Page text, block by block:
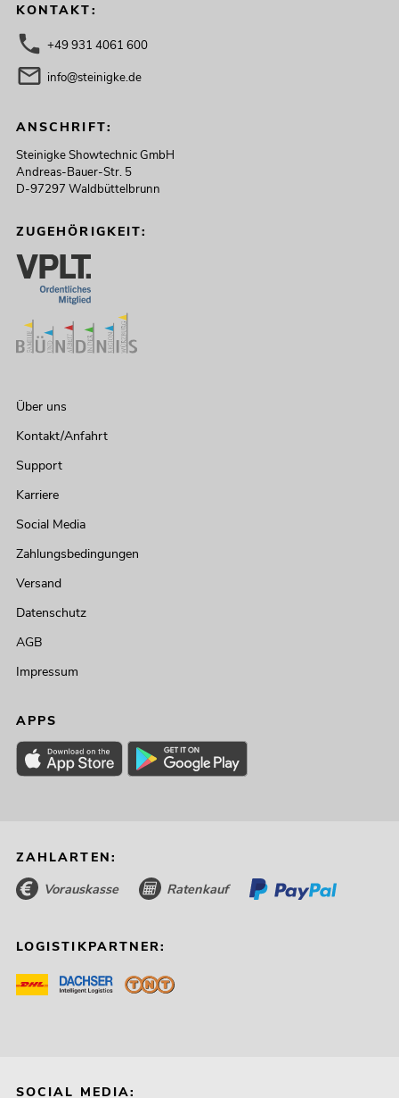
KONTAKT:
+49 931 4061 600
info@steinigke.de
ANSCHRIFT:
Steinigke Showtechnic GmbH
Andreas-Bauer-Str. 5
D-97297 Waldbüttelbrunn
ZUGEHÖRIGKEIT:
Über uns
Kontakt/Anfahrt
Support
Karriere
Social Media
Zahlungsbedingungen
Versand
Datenschutz
AGB
Impressum
APPS
ZAHLARTEN:
Vorauskasse Ratenkauf
LOGISTIKPARTNER:
SOCIAL MEDIA: